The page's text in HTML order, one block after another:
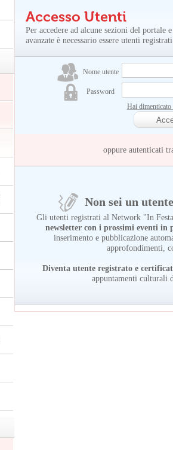
Accesso Utenti
Per accedere ad alcune sezioni del portale
avanzate è necessario essere utenti registrati
Nome utente
Password
Hai dimenticato
oppure autenticati
Non sei un
Gli utenti registrati al Network "In
newsletter con i prossimi eventi in
inserimento e pubblicazione
approfondimenti,
Diventa utente registrato e
appuntamenti culturali